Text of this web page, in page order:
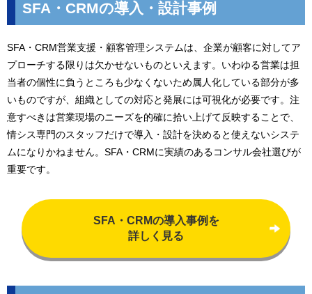
SFA・CRMの導入・設計事例
SFA・CRM営業支援・顧客管理システムは、企業が顧客に対してア
プローチする限りは欠かせないものといえます。いわゆる営業は担
当者の個性に負うところも少なくないため属人化している部分が多
いものですが、組織としての対応と発展には可視化が必要です。注
意すべきは営業現場のニーズを的確に拾い上げて反映することで、
情シス専門のスタッフだけで導入・設計を決めると使えないシステ
ムになりかねません。SFA・CRMに実績のあるコンサル会社選びが
重要です。
SFA・CRMの導入事例を
詳しく見る